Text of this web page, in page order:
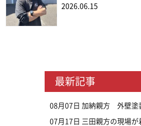
2026.06.15
最新記事
08月07日 加納親方 外壁塗
07月17日 三田親方の現場が